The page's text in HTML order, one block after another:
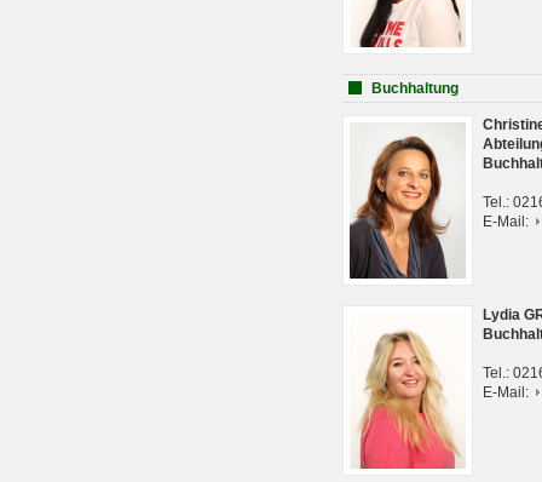
Buchhaltung
Tel.:
E-Mail:
Lydia
Tel.:
E-Mail: